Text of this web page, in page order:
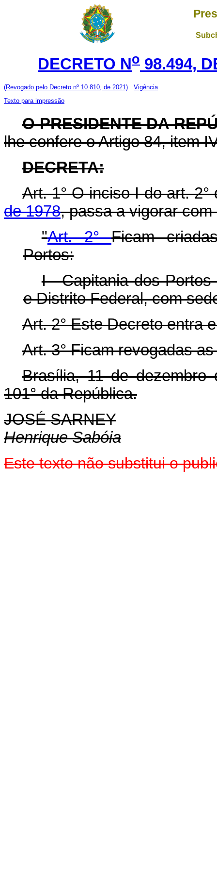
DECRETO No 98.494,
(Revogado pelo Decreto nº 10.810, de 2021)
Vigência
Texto para impressão
O PRESIDENTE DA
lhe confere o Artigo 84, item
DECRETA:
Art. 1° O inciso I do art.
de 1978, passa a vigorar
"Art. 2°Ficam
Portos:
I - Capitania dos
e Distrito Federal, com
Art. 2° Este Decreto entra
Art. 3° Ficam revogadas
Brasília, 11 de dezembro
101° da República.
JOSÉ SARNEY
Henrique Sabóia
Este texto não substitui o